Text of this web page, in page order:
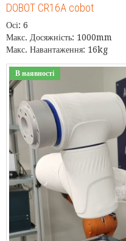
DOBOT CR16A cobot
Осі: 6
Макс. Досяжність: 1000mm
Макс. Навантаження: 16kg
В наявності